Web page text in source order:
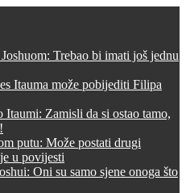
Trebao bi imati još jednu
Itauma može pobijediti Filipa
Zamisli da si ostao tamo,
putu: Može postati drugi
u povijesti
Oni su samo sjene onoga što